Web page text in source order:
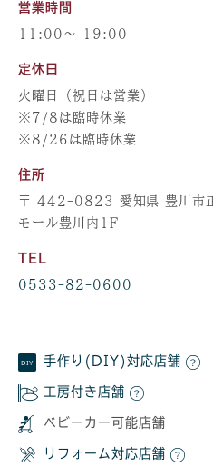
営業時間
11:00～ 19:00
定休日
火曜日（祝日は営業）
※7/8は臨時休業
※8/26は臨時休業
住所
〒 442-0823 愛知県 豊川市
モール豊川内1F
TEL
0533-82-0600
手作り(DIY)対応店舗
工房付き店舗
ベビーカー可能店舗
リフォーム対応店舗